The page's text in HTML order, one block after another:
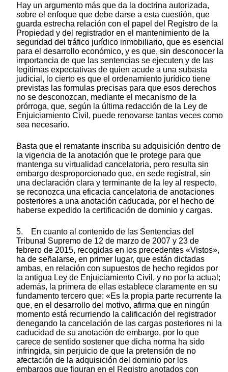
Hay un argumento más que da la doctrina autorizada,
sobre el enfoque que debe darse a esta cuestión, que
guarda estrecha relación con el papel del Registro de la
Propiedad y del registrador en el mantenimiento de la
seguridad del tráfico jurídico inmobiliario, que es esencial
para el desarrollo económico, y es que, sin desconocer la
importancia de que las sentencias se ejecuten y de las
legítimas expectativas de quien acude a una subasta
judicial, lo cierto es que el ordenamiento jurídico tiene
previstas las formulas precisas para que esos derechos
no se desconozcan, mediante el mecanismo de la
prórroga, que, según la última redacción de la Ley de
Enjuiciamiento Civil, puede renovarse tantas veces como
sea necesario.
Basta que el rematante inscriba su adquisición dentro de
la vigencia de la anotación que le protege para que
mantenga su virtualidad cancelatoria, pero resulta sin
embargo desproporcionado que, en sede registral, sin
una declaración clara y terminante de la ley al respecto,
se reconozca una eficacia cancelatoria de anotaciones
posteriores a una anotación caducada, por el hecho de
haberse expedido la certificación de dominio y cargas.
5. En cuanto al contenido de las Sentencias del
Tribunal Supremo de 12 de marzo de 2007 y 23 de
febrero de 2015, recogidas en los precedentes «Vistos»,
ha de señalarse, en primer lugar, que están dictadas
ambas, en relación con supuestos de hecho regidos por
la antigua Ley de Enjuiciamiento Civil, y no por la actual;
además, la primera de ellas establece claramente en su
fundamento tercero que: «Es la propia parte recurrente la
que, en el desarrollo del motivo, afirma que en ningún
momento está recurriendo la calificación del registrador
denegando la cancelación de las cargas posteriores ni la
caducidad de su anotación de embargo, por lo que
carece de sentido sostener que dicha norma ha sido
infringida, sin perjuicio de que la pretensión de no
afectación de la adquisición del dominio por los
embargos que figuran en el Registro anotados con